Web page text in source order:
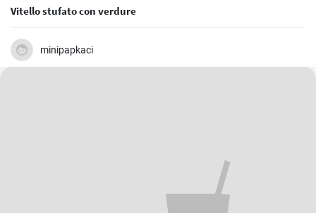
Vitello stufato con verdure
minipapkaci